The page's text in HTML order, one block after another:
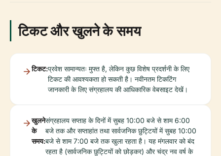
टिकट और खुलने के समय
टिकट:प्रवेश सामान्यतः मुफ्त है, लेकिन कुछ विशेष प्रदर्शनी के लिए
टिकट की आवश्यकता हो सकती है। नवीनतम टिकटिंग
जानकारी के लिए संग्रहालय की आधिकारिक वेबसाइट देखें।
खुलने
के
समय:
संग्रहालय सप्ताह के दिनों में सुबह 10:00 बजे से शाम 6:00
बजे तक और सप्ताहांत तथा सार्वजनिक छुट्टियों में सुबह 10:00
बजे से शाम 7:00 बजे तक खुला रहता है। यह मंगलवार को बंद
रहता है (सार्वजनिक छुट्टियों को छोड़कर) और चंद्र नव वर्ष के